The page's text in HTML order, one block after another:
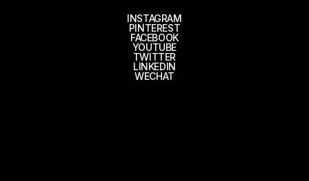
INSTAGRAM
PINTEREST
FACEBOOK
YOUTUBE
TWITTER
LINKEDIN
WECHAT